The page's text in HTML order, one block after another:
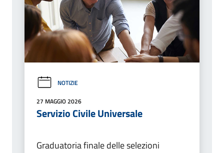
NOTIZIE
27 MAGGIO 2026
Servizio Civile Universale
Graduatoria finale delle selezioni